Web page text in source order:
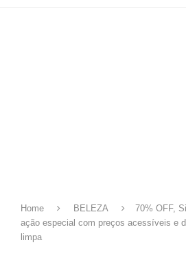
Home BELEZA
70% OFF,
ação especial com preços acessíveis e
limpa